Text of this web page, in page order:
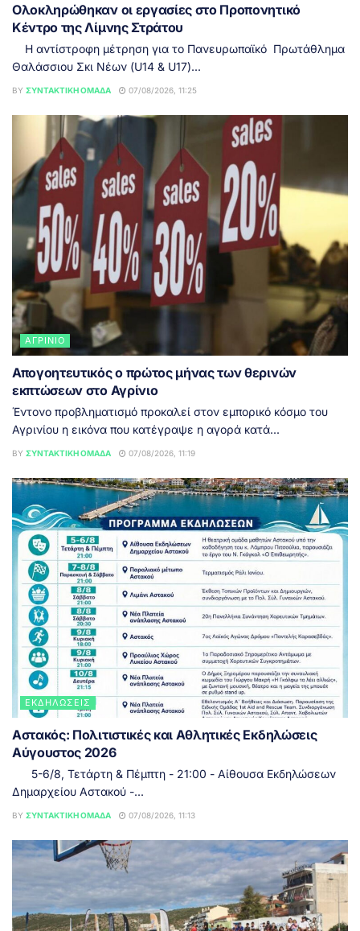
Ολοκληρώθηκαν οι εργασίες στο Προπονητικό
Κέντρο της Λίμνης Στράτου
Η αντίστροφη μέτρηση για το Πανευρωπαϊκό Πρωτάθλημα
Θαλάσσιου Σκι Νέων (U14 & U17)...
BY ΣΥΝΤΑΚΤΙΚΉ ΟΜΆΔΑ 07/08/2026, 11:25
ΑΓΡΊΝΙΟ
Απογοητευτικός ο πρώτος μήνας των θερινών
εκπτώσεων στο Αγρίνιο
Έντονο προβληματισμό προκαλεί στον εμπορικό κόσμο του
Αγρινίου η εικόνα που κατέγραψε η αγορά κατά...
BY ΣΥΝΤΑΚΤΙΚΉ ΟΜΆΔΑ 07/08/2026, 11:19
ΕΚΔΗΛΏΣΕΙΣ
Αστακός: Πολιτιστικές και Αθλητικές Εκδηλώσεις
Αύγουστος 2026
5-6/8, Τετάρτη & Πέμπτη - 21:00 - Αίθουσα Εκδηλώσεων
Δημαρχείου Αστακού -...
BY ΣΥΝΤΑΚΤΙΚΉ ΟΜΆΔΑ 07/08/2026, 11:13